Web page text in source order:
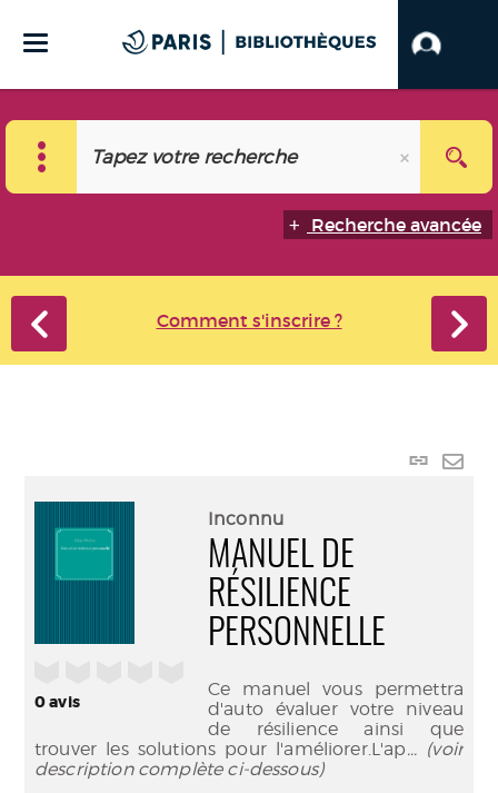
Recherche avancée
Comment s'inscrire ?
Lien
0avis
Inconnu
MANUEL DE
RÉSILIENCE
PERSONNELLE
Ce manuel vous permettra
d'auto évaluer votre niveau
de résilience ainsi que
trouver les solutions pour l'améliorer.L'ap... (voir
description complète ci-dessous)